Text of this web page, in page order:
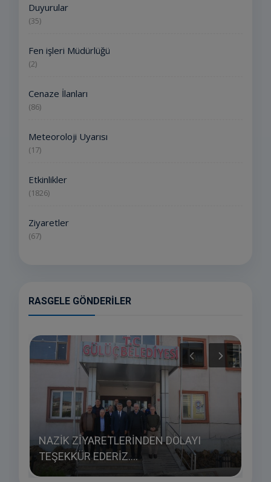
Duyurular
(35)
Fen işleri Müdürlüğü
(2)
Cenaze İlanları
(86)
Meteoroloji Uyarısı
(17)
Etkinlikler
(1826)
Ziyaretler
(67)
RASGELE GÖNDERILER
NAZİK ZİYARETLERİNDEN DOLAYI
TEŞEKKÜR EDERİZ....